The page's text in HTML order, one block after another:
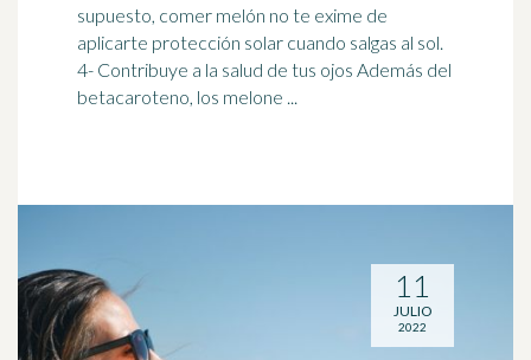
supuesto, comer melón no te exime de
aplicarte protección solar cuando salgas al sol.
4- Contribuye a la salud de tus ojos Además del
betacaroteno, los melone ...
11
JULIO
2022